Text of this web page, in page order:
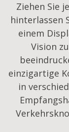
Ziehen Sie
hinterlassen
einem
Vision
einzigartige
in